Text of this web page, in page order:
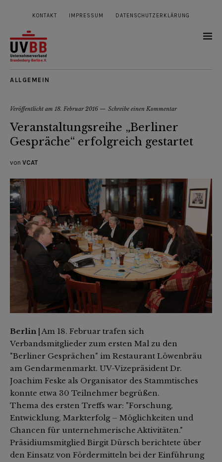
KONTAKT IMPRESSUM DATENSCHUTZERKLÄRUNG
ALLGEMEIN
Veröffentlicht am 18. Februar 2016 Schreibe einen Kommentar
Veranstaltungsreihe „Berliner
Gespräche“ erfolgreich gestartet
von VCAT
Berlin | Am 18. Februar trafen sich
Verbandsmitglieder zum ersten Mal zu den
"Berliner Gesprächen" im Restaurant Löwenbräu
am Gendarmenmarkt. UV-Vizepräsident Dr.
Joachim Feske als Organisator des Stammtisches
konnte etwa 30 Teilnehmer begrüßen.
Thema des ersten Treffs war: "Forschung,
Entwicklung, Markterfolg – Möglichkeiten und
Chancen für unternehmerische Aktivitäten."
Präsidiumsmitglied Birgit Dürsch berichtete über
den Einsatz von Fördermitteln bei der Einführung